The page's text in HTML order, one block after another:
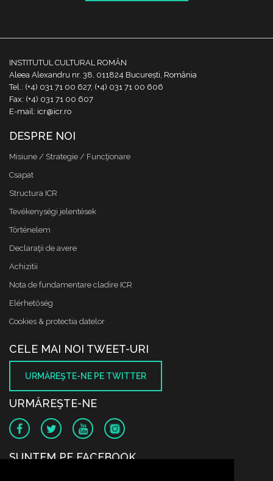
INSTITUTUL CULTURAL ROMÂN
Aleea Alexandru nr. 38, 011824 București, România
Tel.: (+4) 031 71 00 627, (+4) 031 71 00 606
Fax: (+4) 031 71 00 607
E-mail: icr@icr.ro
DESPRE NOI
Misiune / Strategie / Funcţionare
Csapat
Structura ICR
Tevékenységi jelentések
Történelem
Declaraţii de avere
Achizitii
Nota de fundamentare cladire ICR
Elérhetőség
Cookies & protectia datelor
CELE MAI NOI TWEET-URI
URMĂREŞTE-NE PE TWITTER
URMĂREŞTE-NE
SUNTEM PE FACEBOOK